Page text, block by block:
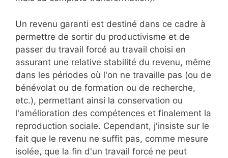
Un revenu garanti est destiné dans ce cadre à
permettre de sortir du productivisme et de
passer du travail forcé au travail choisi en
assurant une relative stabilité du revenu, même
dans les périodes où l'on ne travaille pas (ou de
bénévolat ou de formation ou de recherche,
etc.), permettant ainsi la conservation ou
l'amélioration des compétences et finalement la
reproduction sociale. Cependant, j'insiste sur le
fait que le revenu ne suffit pas, comme mesure
isolée, que la fin d'un travail forcé ne peut